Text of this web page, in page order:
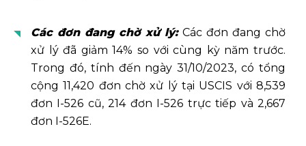
Các đơn đang chờ xử lý:Các đơn đang chờ
xử lý đã giảm 14% so với cùng kỳ năm trước.
Trong đó, tính đến ngày 31/10/2023, có tổng
cộng 11,420 đơn chờ xử lý tại USCIS với 8,539
đơn I-526 cũ, 214 đơn I-526 trực tiếp và 2,667
đơn I-526E.